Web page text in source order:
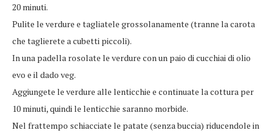
20 minuti.
Pulite le verdure e tagliatele grossolanamente (tranne la carota
che taglierete a cubetti piccoli).
In una padella rosolate le verdure con un paio di cucchiai di olio
evo e il dado veg.
Aggiungete le verdure alle lenticchie e continuate la cottura per
10 minuti, quindi le lenticchie saranno morbide.
Nel frattempo schiacciate le patate (senza buccia) riducendole in